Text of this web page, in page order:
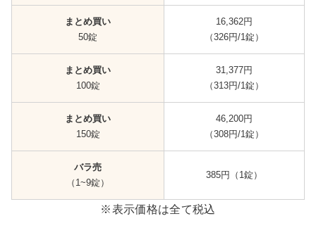
まとめ買い
50錠
16,362円
（326円/1錠）
まとめ買い
100錠
31,377円
（313円/1錠）
まとめ買い
150錠
46,200円
（308円/1錠）
バラ売
（1~9錠）
385円（1錠）
※表示価格は全て税込